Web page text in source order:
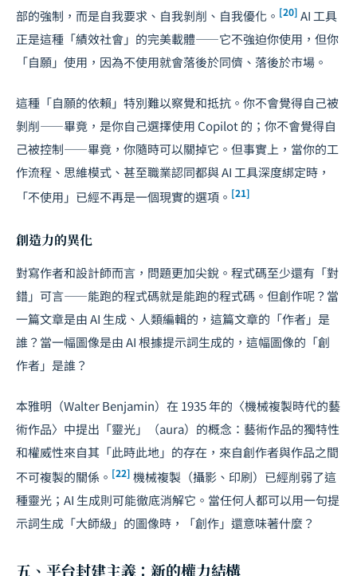
部的強制，而是自我要求、自我剝削、自我優化。 [20] AI 工具
正是這種「績效社會」的完美載體——它不強迫你使用，但你
「自願」使用，因為不使用就會落後於同儕、落後於市場。
這種「自願的依賴」特別難以察覺和抵抗。你不會覺得自己被
剝削——畢竟，是你自己選擇使用 Copilot 的；你不會覺得自
己被控制——畢竟，你隨時可以關掉它。但事實上，當你的工
作流程、思維模式、甚至職業認同都與 AI 工具深度綁定時，
「不使用」已經不再是一個現實的選項。 [21]
創造力的異化
對寫作者和設計師而言，問題更加尖銳。程式碼至少還有「對
錯」可言——能跑的程式碼就是能跑的程式碼。但創作呢？當
一篇文章是由 AI 生成、人類編輯的，這篇文章的「作者」是
誰？當一幅圖像是由 AI 根據提示詞生成的，這幅圖像的「創
作者」是誰？
本雅明（Walter Benjamin）在 1935 年的〈機械複製時代的藝
術作品〉中提出「靈光」（aura）的概念：藝術作品的獨特性
和權威性來自其「此時此地」的存在，來自創作者與作品之間
不可複製的關係。 [22] 機械複製（攝影、印刷）已經削弱了這
種靈光；AI 生成則可能徹底消解它。當任何人都可以用一句提
示詞生成「大師級」的圖像時，「創作」還意味著什麼？
五、平台封建主義：新的權力結構